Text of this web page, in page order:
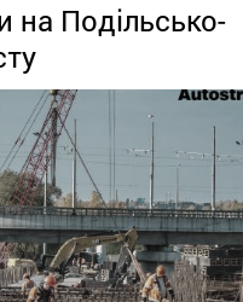
Подільсько-